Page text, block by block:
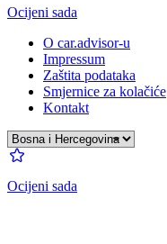
Ocijeni sada
O car.advisor-u
Impressum
Zaštita podataka
Smjernice za kolačiće
Kontakt
Ocijeni sada